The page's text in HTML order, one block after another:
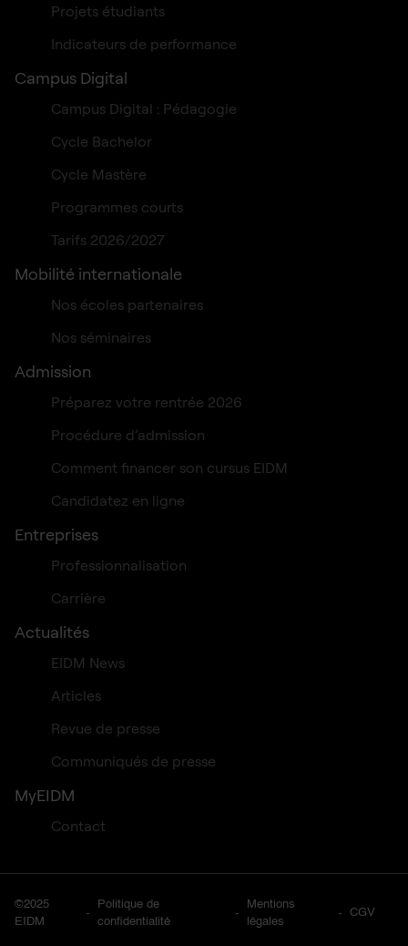
Projets étudiants
Indicateurs de performance
Campus Digital
Campus Digital : Pédagogie
Cycle Bachelor
Cycle Mastère
Programmes courts
Tarifs 2026/2027
Mobilité internationale
Nos écoles partenaires
Nos séminaires
Admission
Préparez votre rentrée 2026
Procédure d’admission
Comment financer son cursus EIDM
Candidatez en ligne
Entreprises
Professionnalisation
Carrière
Actualités
EIDM News
Articles
Revue de presse
Communiqués de presse
MyEIDM
Contact
©2025
EIDM
Politique de
confidentialité
Mentions
légales
CGV